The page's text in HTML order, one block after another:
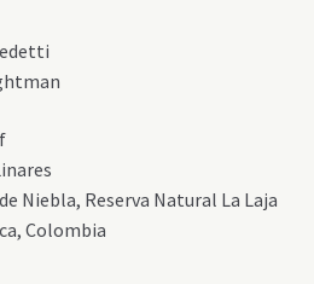
Niebla, Reserva Natural La Laja
Colombia